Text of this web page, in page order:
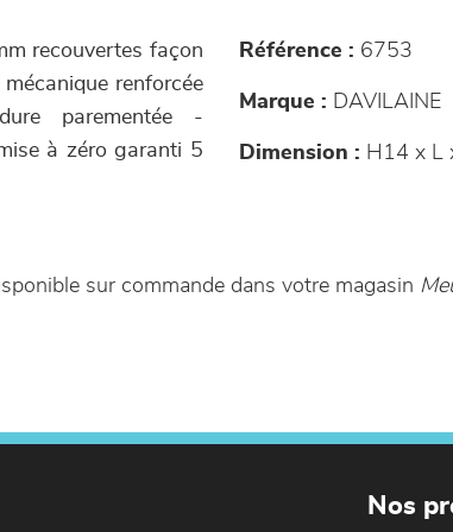
recouvertes façon
renforcée
parementée -
à zéro garanti 5
Référence : 6753
Marque : DAVILAINE
Dimension : H14 x L
sur commande dans votre magasin
Nos